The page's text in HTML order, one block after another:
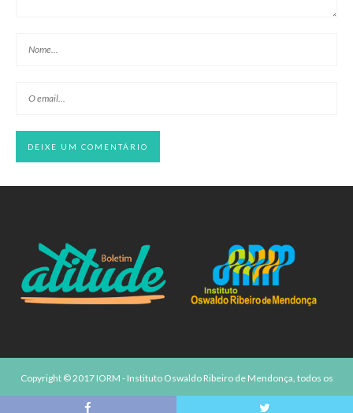
Copyright © 2017 IORM - Instituto Oswaldo Ribeiro de Mendonça, todos os